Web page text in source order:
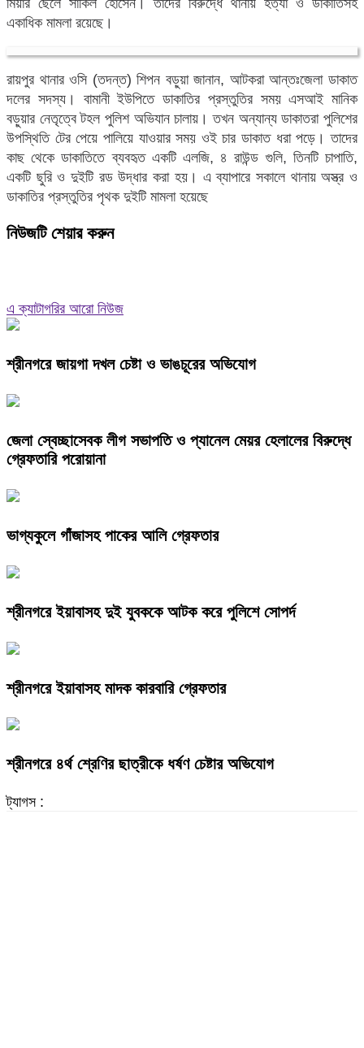
মিয়ার ছেলে সাকিল হোসেন। তাদের বিরুদ্ধে থানায় হত্যা ও ডাকাতিসহ
একাধিক মামলা রয়েছে।
রায়পুর থানার ওসি (তদন্ত) শিপন বড়ুয়া জানান, আটকরা আন্তঃজেলা ডাকাত
দলের সদস্য। বামানী ইউপিতে ডাকাতির প্রস্তুতির সময় এসআই মানিক
বড়ুয়ার নেতৃত্বে টহল পুলিশ অভিযান চালায়। তখন অন্যান্য ডাকাতরা পুলিশের
উপস্থিতি টের পেয়ে পালিয়ে যাওয়ার সময় ওই চার ডাকাত ধরা পড়ে। তাদের
কাছ থেকে ডাকাতিতে ব্যবহৃত একটি এলজি, ৪ রাউন্ড গুলি, তিনটি চাপাতি,
একটি ছুরি ও দুইটি রড উদ্ধার করা হয়। এ ব্যাপারে সকালে থানায় অস্ত্র ও
ডাকাতির প্রস্তুতির পৃথক দুইটি মামলা হয়েছে
নিউজটি শেয়ার করুন
এ ক্যাটাগরির আরো নিউজ
শ্রীনগরে জায়গা দখল চেষ্টা ও ভাঙচূরের অভিযোগ
জেলা স্বেচ্ছাসেবক লীগ সভাপতি ও প্যানেল মেয়র হেলালের বিরুদ্ধে
গ্রেফতারি পরোয়ানা
ভাগ্যকুলে গাঁজাসহ পাকের আলি গ্রেফতার
শ্রীনগরে ইয়াবাসহ দুই যুবককে আটক করে পুলিশে সোপর্দ
শ্রীনগরে ইয়াবাসহ মাদক কারবারি গ্রেফতার
শ্রীনগরে ৪র্থ শ্রেণির ছাত্রীকে ধর্ষণ চেষ্টার অভিযোগ
ট্যাগস :